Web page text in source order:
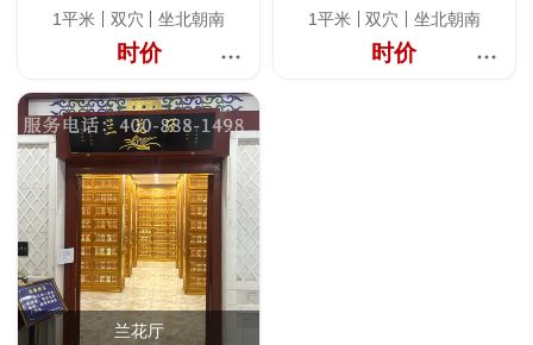
1平米 双穴 坐北朝南
时价
1平米 双穴 坐北朝南
时价
兰花厅